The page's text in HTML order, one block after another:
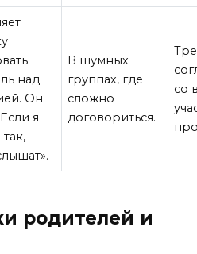
над
Он
я
В шумных
группах, где
сложно
договориться.
со
родителей и